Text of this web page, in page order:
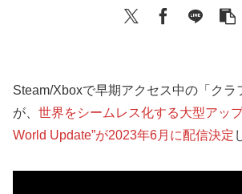
Steam/Xboxで早期アクセス中の「クラ
が、 世界をシームレス化する大型アッ
World Update”が2023年6月に配信決定